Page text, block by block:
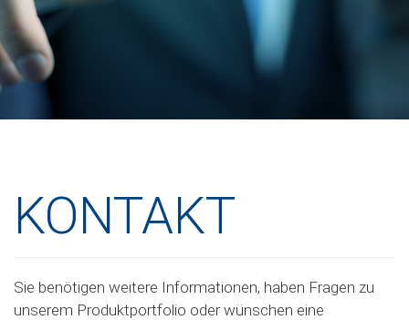
KONTAKT
Sie benötigen weitere Informationen, haben Fragen zu
unserem Produktportfolio oder wünschen eine